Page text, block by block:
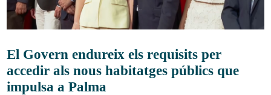
El Govern endureix els requisits per
accedir als nous habitatges públics que
impulsa a Palma